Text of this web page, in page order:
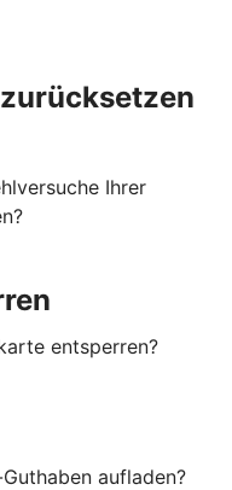
Ihrer
entsperren?
aufladen?